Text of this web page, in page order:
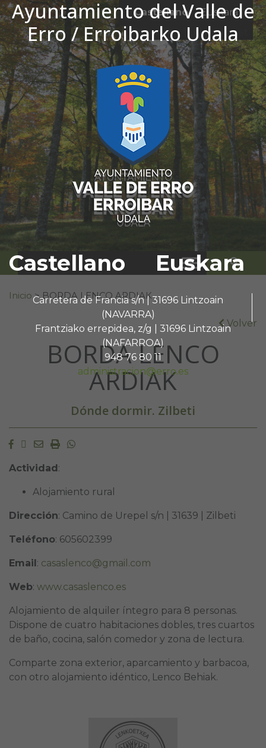
Ayuntamiento del Valle de
Erro / Erroibarko Udala
Castellano Euskara
Carretera de Francia s/n | 31696 Lintzoain
(NAVARRA)
Frantziako errepidea, z/g | 31696 Lintzoain
(NAFARROA)
948 76 80 11
administracion@erro.es
Ir al contenido
Castellano
Euskara
El tiempo - Tutiempo.net
Buscar:
Inicio > BORDA LENCO ARDIAK
Volver
BORDA LENCO
ARDIAK
Dónde dormir. Zilbeti
Facebook
Twitter
EmailImprimir
Whatsapp
Actividad:
Alojamiento rural
Dirección: Camino de Urepel s/n | 31639 | Zilbeti
Teléfono: 605602399
Email: casaslenco@gmail.com
Web: www.casaslenco.es
Alojamiento de alquiler íntegro para 8 personas.
Dispone de cuatro habitaciones dobles, tres cuartos
de baño, cocina, salón comedor y zona de lectura.
Comparte zona exterior, aparcamiento y barbacoa,
con otro alojamiento idéntico, Lenco Behiak.